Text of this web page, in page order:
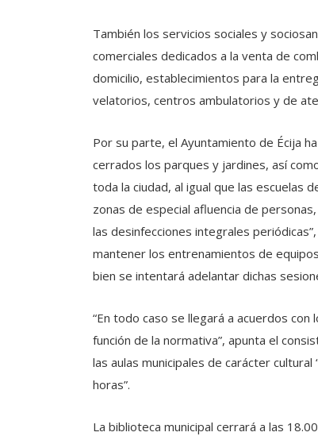
También los servicios sociales y
comerciales dedicados a la venta de
domicilio, establecimientos para la
velatorios, centros ambulatorios y de
Por su parte, el Ayuntamiento de Écija
cerrados los parques y jardines, así
toda la ciudad, al igual que las escuelas
zonas de especial afluencia de
las desinfecciones integrales
mantener los entrenamientos de
bien se intentará adelantar dichas
“En todo caso se llegará a acuerdos
función de la normativa”, apunta el
las aulas municipales de carácter
horas”.
La biblioteca municipal cerrará a las